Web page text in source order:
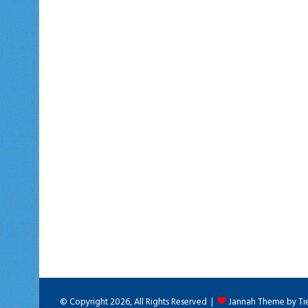
© Copyright 2026, All Rights Reserved | Jannah Theme by